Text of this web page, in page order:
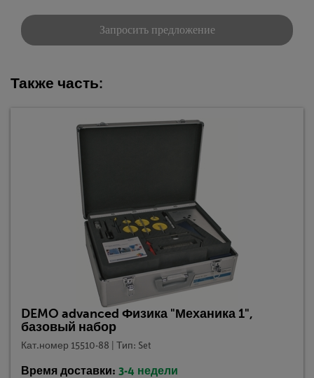
Запросить предложение
Также часть:
DEMO advanced Физика "Механика 1",
базовый набор
Кат.номер 15510-88 | Тип: Set
Время доставки: 3-4 недели